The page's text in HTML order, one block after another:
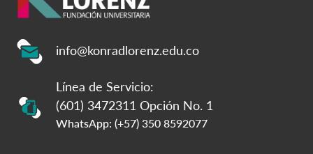
info@konradlorenz.edu.co
Línea de Servicio:
(601) 3472311 Opción No. 1
WhatsApp: (+57) 350 8592077